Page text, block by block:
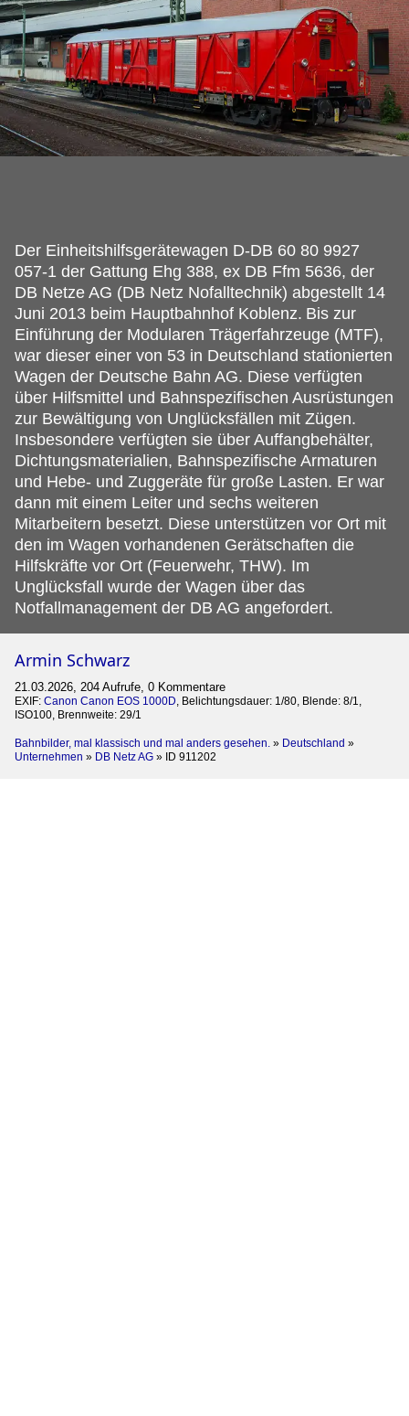
Der Einheitshilfsgerätewagen D-DB 60 80 9927
057-1 der Gattung Ehg 388, ex DB Ffm 5636, der
DB Netze AG (DB Netz Nofalltechnik) abgestellt 14
Juni 2013 beim Hauptbahnhof Koblenz. Bis zur
Einführung der Modularen Trägerfahrzeuge (MTF),
war dieser einer von 53 in Deutschland stationierten
Wagen der Deutsche Bahn AG. Diese verfügten
über Hilfsmittel und Bahnspezifischen Ausrüstungen
zur Bewältigung von Unglücksfällen mit Zügen.
Insbesondere verfügten sie über Auffangbehälter,
Dichtungsmaterialien, Bahnspezifische Armaturen
und Hebe- und Zuggeräte für große Lasten. Er war
dann mit einem Leiter und sechs weiteren
Mitarbeitern besetzt. Diese unterstützen vor Ort mit
den im Wagen vorhandenen Gerätschaften die
Hilfskräfte vor Ort (Feuerwehr, THW). Im
Unglücksfall wurde der Wagen über das
Notfallmanagement der DB AG angefordert.
Armin Schwarz
21.03.2026, 204 Aufrufe, 0 Kommentare
EXIF: Canon Canon EOS 1000D, Belichtungsdauer: 1/80, Blende: 8/1,
ISO100, Brennweite: 29/1
Bahnbilder, mal klassisch und mal anders gesehen. » Deutschland »
Unternehmen » DB Netz AG » ID 911202